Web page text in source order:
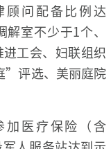
顾问配备比例达
室不少于1个、
工会、妇联组织
评选、美丽庭院
加医疗保险（含